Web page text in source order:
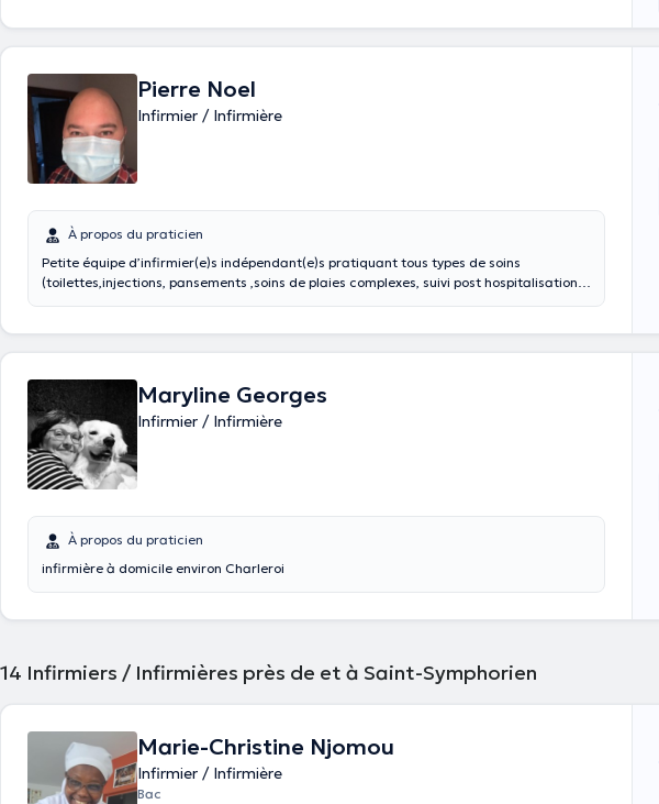
Pierre Noel
Infirmier / Infirmière
À propos du praticien
Petite équipe d’infirmier(e)s indépendant(e)s pratiquant tous types de soins
(toilettes,injections, pansements ,soins de plaies complexes, suivi post hospitalisation,
Maryline Georges
Infirmier / Infirmière
À propos du praticien
infirmière à domicile environ Charleroi
14 Infirmiers / Infirmières près de et à Saint-Symphorien
Marie-Christine Njomou
Infirmier / Infirmière
Bac